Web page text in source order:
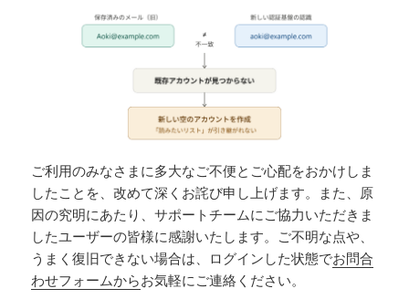
ご利用のみなさまに多大なご不便とご心配をおかけしま
したことを、改めて深くお詫び申し上げます。また、原
因の究明にあたり、サポートチームにご協力いただきま
したユーザーの皆様に感謝いたします。ご不明な点や、
うまく復旧できない場合は、ログインした状態でお問合
わせフォームからお気軽にご連絡ください。